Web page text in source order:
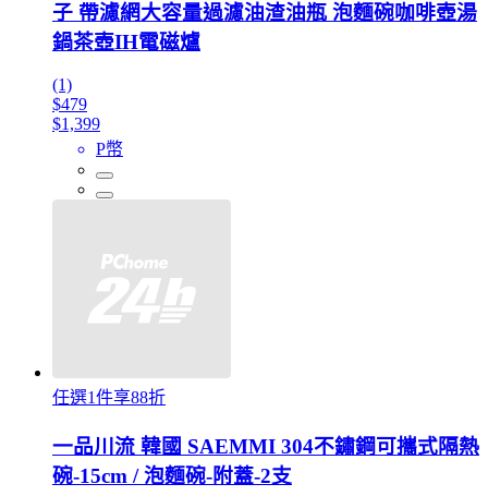
子 帶濾網大容量過濾油渣油瓶 泡麵碗咖啡壺湯
鍋茶壺IH電磁爐
(1)
$479
$1,399
P幣
任選1件享88折
一品川流 韓國 SAEMMI 304不鏽鋼可攜式隔熱
碗-15cm / 泡麵碗-附蓋-2支